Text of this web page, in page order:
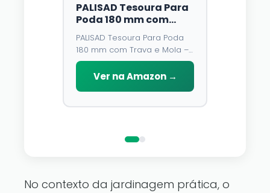
PALISAD Tesoura Para
Poda 180 mm com
Trava e Mola – Lâmina
de Aço У8 e Cabo
Emborrachado
PALISAD Tesoura Para Poda
180 mm com Trava e Mola –
Lâmina de Aço У8 e Cabo
Emborrachado
Ver na Amazon →
No contexto da jardinagem prática, o